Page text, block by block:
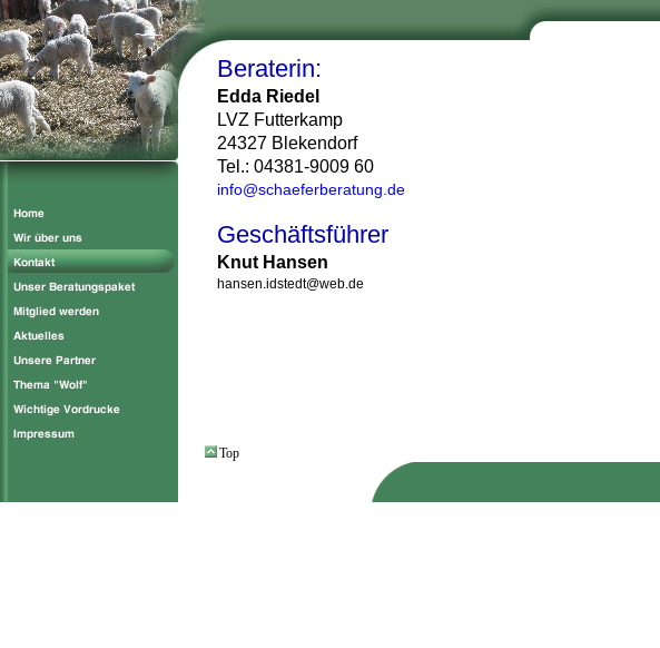
Beraterin:
Edda Riedel
LVZ Futterkamp
24327 Blekendorf
Tel.: 04381-9009 60
info@schaeferberatung.de
Geschäftsführer
Knut Hansen
hansen.idstedt@web.de
Top